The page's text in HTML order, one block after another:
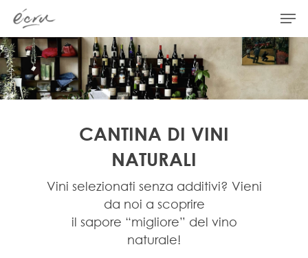
Hit enter to search or ESC to close
CANTINA DI VINI
NATURALI
Vini selezionati senza additivi? Vieni
da noi a scoprire
il sapore “migliore” del vino
naturale!